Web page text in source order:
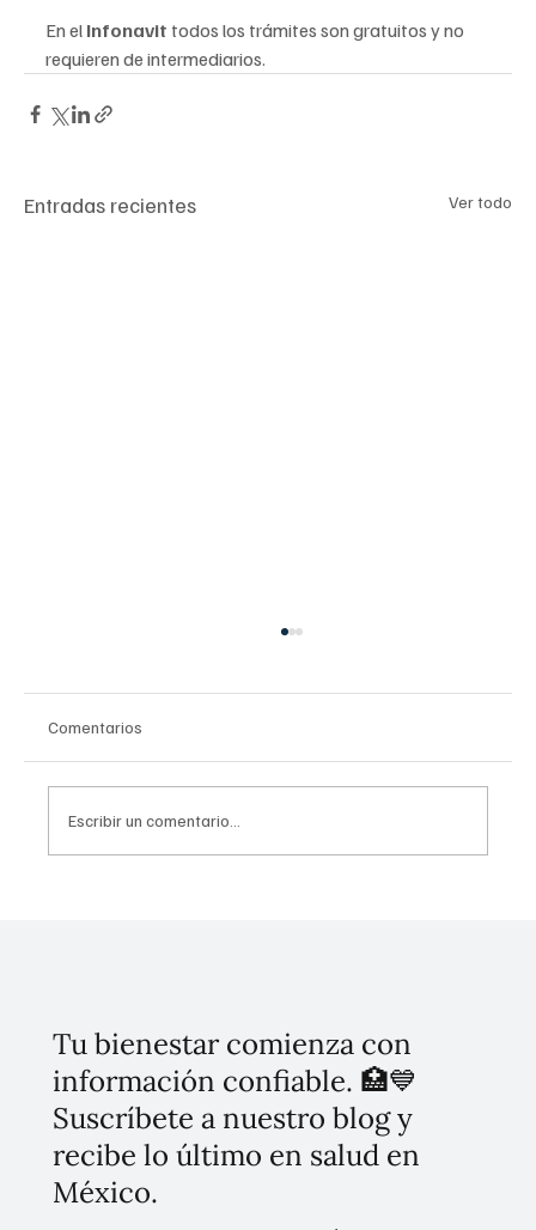
En el Infonavit todos los trámites son gratuitos y no
requieren de intermediarios.
Entradas recientes Ver todo
Comentarios
Escribir un comentario...
Tu bienestar comienza con
información confiable. 🏥💙
Suscríbete a nuestro blog y
recibe lo último en salud en
México.